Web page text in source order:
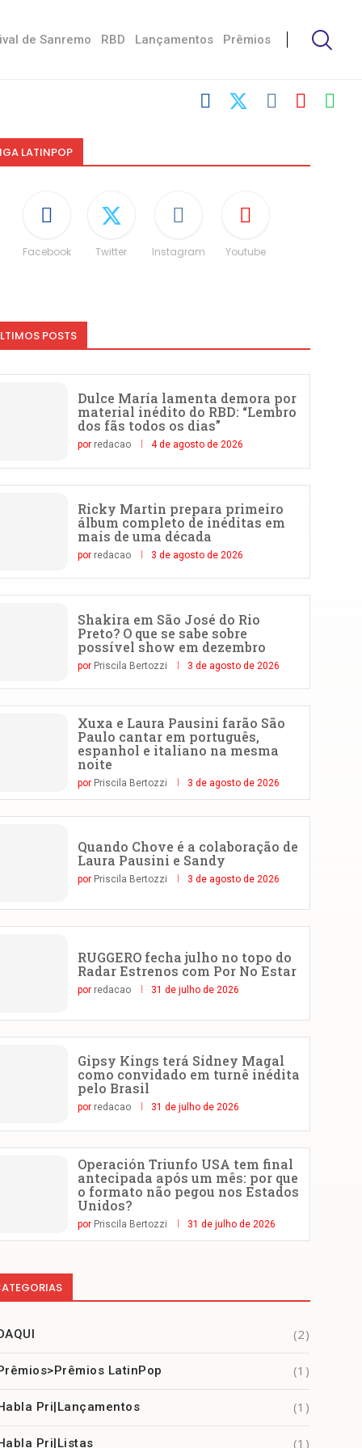
de Sanremo RBD Lançamentos Prêmios
LATINPOP
Facebook Twitter Instagram Youtube
POSTS
Dulce María lamenta demora por
material inédito do RBD: “Lembro
dos fãs todos os dias”
por redacao 4 de agosto de 2026
Ricky Martin prepara primeiro
álbum completo de inéditas em
mais de uma década
por redacao 3 de agosto de 2026
Shakira em São José do Rio
Preto? O que se sabe sobre
possível show em dezembro
por Priscila Bertozzi 3 de agosto de 2026
Xuxa e Laura Pausini farão São
Paulo cantar em português,
espanhol e italiano na mesma
noite
por Priscila Bertozzi 3 de agosto de 2026
Quando Chove é a colaboração de
Laura Pausini e Sandy
por Priscila Bertozzi 3 de agosto de 2026
RUGGERO fecha julho no topo do
Radar Estrenos com Por No Estar
por redacao 31 de julho de 2026
Gipsy Kings terá Sidney Magal
como convidado em turnê inédita
pelo Brasil
por redacao 31 de julho de 2026
Operación Triunfo USA tem final
antecipada após um mês: por que
o formato não pegou nos Estados
Unidos?
por Priscila Bertozzi 31 de julho de 2026
(2)
LatinPop (1)
Pri|Lançamentos (1)
Pri|Listas (1)